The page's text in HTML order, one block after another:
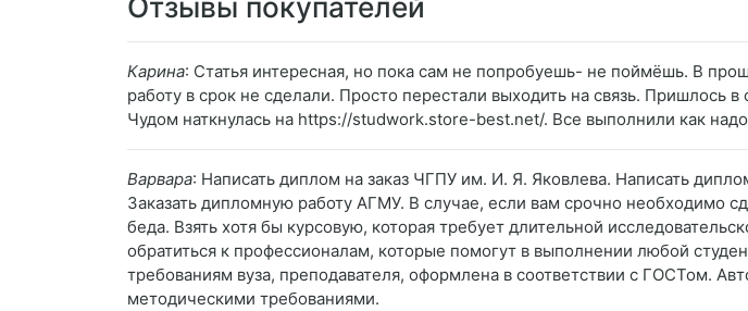
Отзывы покупателей
Карина: Статья интересная, но пока сам не попробуешь- не поймёшь. В
работу в срок не сделали. Просто перестали выходить на связь. Пришлось
Чудом наткнулась на https://studwork.store-best.net/. Все выполнили как
Варвара: Написать диплом на заказ ЧГПУ им. И. Я. Яковлева. Написать
Заказать дипломную работу АГМУ. В случае, если вам срочно необходимо
беда. Взять хотя бы курсовую, которая требует длительной
обратиться к профессионалам, которые помогут в выполнении любой
требованиям вуза, преподавателя, оформлена в соответствии с ГОСТом.
методическими требованиями.